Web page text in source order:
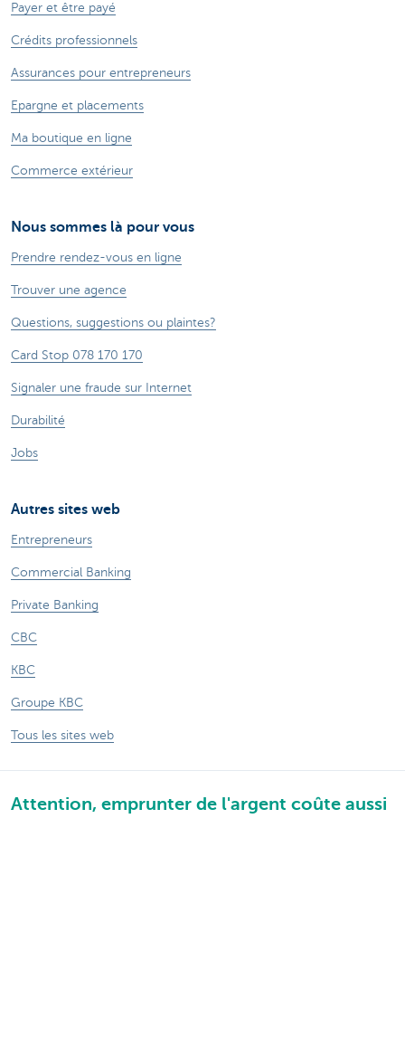
Payer et être payé
Crédits professionnels
Assurances pour entrepreneurs
Epargne et placements
Ma boutique en ligne
Commerce extérieur
Nous sommes là pour vous
Prendre rendez-vous en ligne
Trouver une agence
Questions, suggestions ou plaintes?
Card Stop 078 170 170
Signaler une fraude sur Internet
Durabilité
Jobs
Autres sites web
Entrepreneurs
Commercial Banking
Private Banking
CBC
KBC
Groupe KBC
Tous les sites web
Attention, emprunter de l'argent coûte aussi